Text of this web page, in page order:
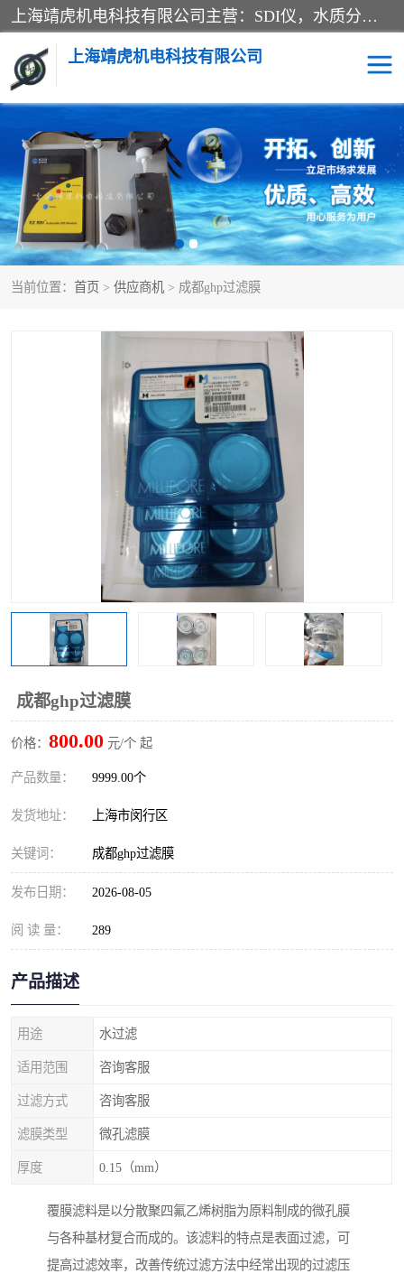
上海靖虎机电科技有限公司主营：SDI仪，水质分析仪，水质检测仪产品；上海靖虎机电科技有限公司在专业制造和研发等方面的强大的平台优势，利用自身在自动化仪表、自控系统及环保监测仪器的专长，以优良的技术，优越的产品质量和良好的服务质量与广大客户真诚合作。
上海靖虎机电科技有限公司
当前位置： 首页 > 供应商机 > 成都ghp过滤膜
成都ghp过滤膜
价格： 800.00 元/个 起
产品数量： 9999.00个
发货地址： 上海市闵行区
关键词： 成都ghp过滤膜
发布日期： 2026-08-05
阅 读 量： 289
产品描述
用途 水过滤
适用范围 咨询客服
过滤方式 咨询客服
滤膜类型 微孔滤膜
厚度 0.15（mm）
覆膜滤料是以分散聚四氟乙烯树脂为原料制成的微孔膜
与各种基材复合而成的。该滤料的特点是表面过滤，可
提高过滤效率，改善传统过滤方法中经常出现的过滤压
SDI仪 过滤膜过滤纸
PH电导测试笔 水质分析仪
水质检测仪 电导测试笔
PH电导测试仪